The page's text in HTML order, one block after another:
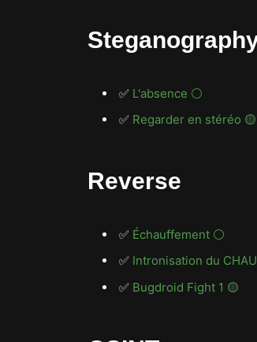
✅ L'absence ⚪
✅ Regarder en stéréo 🟡
Reverse
✅ Échauffement ⚪
✅ Intronisation du
✅ Bugdroid Fight 1 🟡